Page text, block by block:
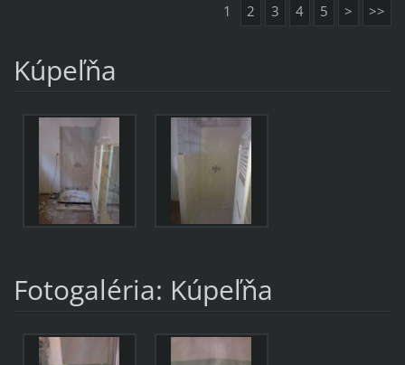
1 2 3 4 5 > >>
Kúpeľňa
Fotogaléria: Kúpeľňa